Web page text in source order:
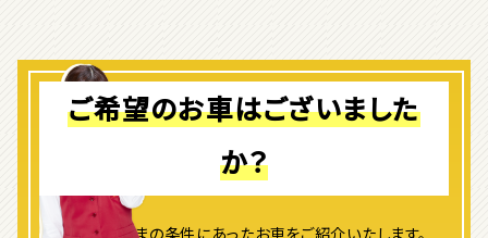
ダイハツ
コペン
2位
ご希望のお車はございました
か？
よりお客さまの条件にあったお車をご紹介いたします。